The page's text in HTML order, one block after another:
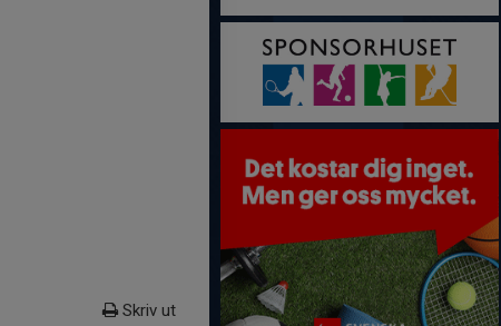
Skriv ut